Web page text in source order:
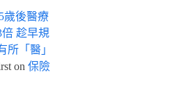
歲後醫療
趁早規
所「醫」
on 保險